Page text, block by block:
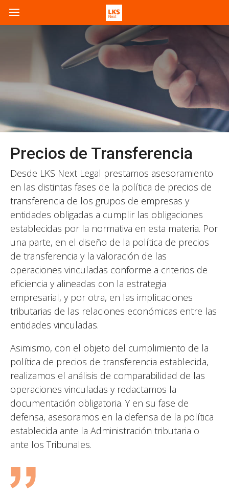
Precios de Transferencia
Desde LKS Next Legal prestamos asesoramiento
en las distintas fases de la política de precios de
transferencia de los grupos de empresas y
entidades obligadas a cumplir las obligaciones
establecidas por la normativa en esta materia. Por
una parte, en el diseño de la política de precios
de transferencia y la valoración de las
operaciones vinculadas conforme a criterios de
eficiencia y alineadas con la estrategia
empresarial, y por otra, en las implicaciones
tributarias de las relaciones económicas entre las
entidades vinculadas.
Asimismo, con el objeto del cumplimiento de la
política de precios de transferencia establecida,
realizamos el análisis de comparabilidad de las
operaciones vinculadas y redactamos la
documentación obligatoria. Y en su fase de
defensa, asesoramos en la defensa de la política
establecida ante la Administración tributaria o
ante los Tribunales.